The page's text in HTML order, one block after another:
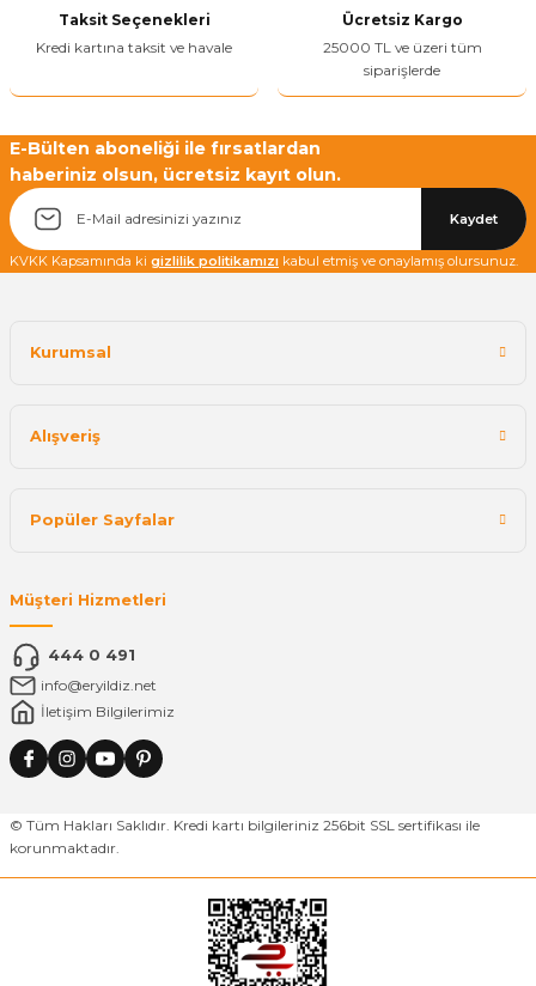
Bu ürüne benzer farklı alternatifler olmalı.
Yetkiliye Gönder
Taksit Seçenekleri
Kredi kartına taksit ve havale
Ücretsiz Kargo
25000 TL ve üzeri tüm
siparişlerde
E-Bülten aboneliği ile fırsatlardan
haberiniz olsun, ücretsiz kayıt olun.
Kaydet
KVKK Kapsamında ki gizlilik politikamızı kabul etmiş ve onaylamış olursunuz.
Kurumsal
Alışveriş
Popüler Sayfalar
Müşteri Hizmetleri
444 0 491
info@eryildiz.net
İletişim Bilgilerimiz
© Tüm Hakları Saklıdır. Kredi kartı bilgileriniz 256bit SSL sertifikası ile
korunmaktadır.